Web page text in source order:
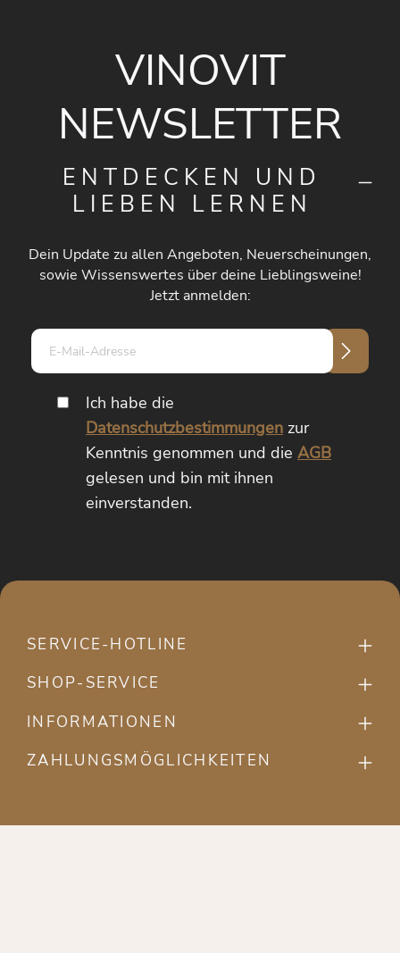
VINOVIT
NEWSLETTER
ENTDECKEN UND
LIEBEN LERNEN
Dein Update zu allen Angeboten, Neuerscheinungen,
sowie Wissenswertes über deine Lieblingsweine!
Jetzt anmelden:
Adresse*
Ich habe die
Datenschutzbestimmungenzur
Kenntnis genommen und die AGB
gelesen und bin mit ihnen
einverstanden.
SERVICE-HOTLINE
SHOP-SERVICE
INFORMATIONEN
ZAHLUNGSMÖGLICHKEITEN